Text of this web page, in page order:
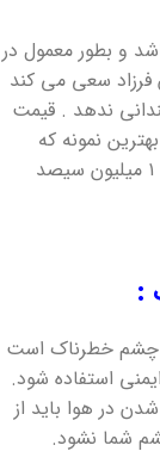
و بطور معمول در
فرزاد سعی می کند
ندهد . قیمت
تا بهترین نمونه که
کتراک ژاپنی و قیمت کتراک آلمانی است به قیمت ۱ میلیون سیصد
:
چشم خطرناک است
استفاده شود.
در هوا باید از
شما نشود.